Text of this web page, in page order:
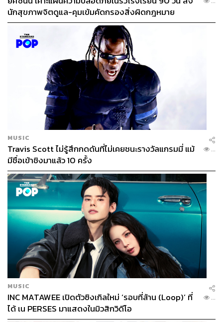
นักสุขภาพจิตดูแล-คุมเข้มคัดกรองสิ่งผิดกฎหมาย
MUSIC
Travis Scott ไม่รู้สึกกดดันที่ไม่เคยชนะรางวัลแกรมมี่ แม้
มีชื่อเข้าชิงมาแล้ว 10 ครั้ง
...
MUSIC
INC MATAWEE เปิดตัวซิงเกิลใหม่ ‘รอบที่ล้าน (Loop)’ ที่
ได้ เน PERSES มาแสดงในมิวสิกวิดีโอ
...